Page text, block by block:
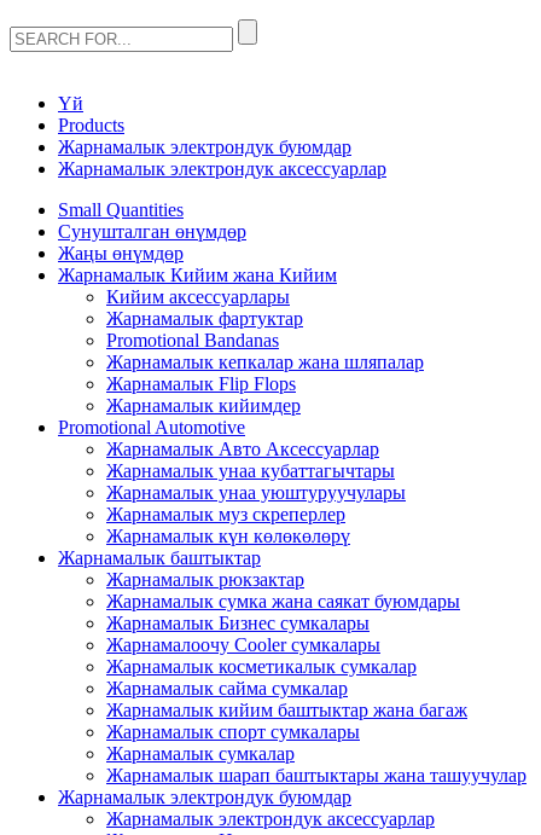
Үй
Products
Жарнамалык электрондук буюмдар
Жарнамалык электрондук аксессуарлар
Small Quantities
Сунушталган өнүмдөр
Жаңы өнүмдөр
Жарнамалык Кийим жана Кийим
Кийим аксессуарлары
Жарнамалык фартуктар
Promotional Bandanas
Жарнамалык кепкалар жана шляпалар
Жарнамалык Flip Flops
Жарнамалык кийимдер
Promotional Automotive
Жарнамалык Авто Аксессуарлар
Жарнамалык унаа кубаттагычтары
Жарнамалык унаа уюштуруучулары
Жарнамалык муз скреперлер
Жарнамалык күн көлөкөлөрү
Жарнамалык баштыктар
Жарнамалык рюкзактар
Жарнамалык сумка жана саякат буюмдары
Жарнамалык Бизнес сумкалары
Жарнамалоочу Cooler сумкалары
Жарнамалык косметикалык сумкалар
Жарнамалык сайма сумкалар
Жарнамалык кийим баштыктар жана багаж
Жарнамалык спорт сумкалары
Жарнамалык сумкалар
Жарнамалык шарап баштыктары жана ташуучулар
Жарнамалык электрондук буюмдар
Жарнамалык электрондук аксессуарлар